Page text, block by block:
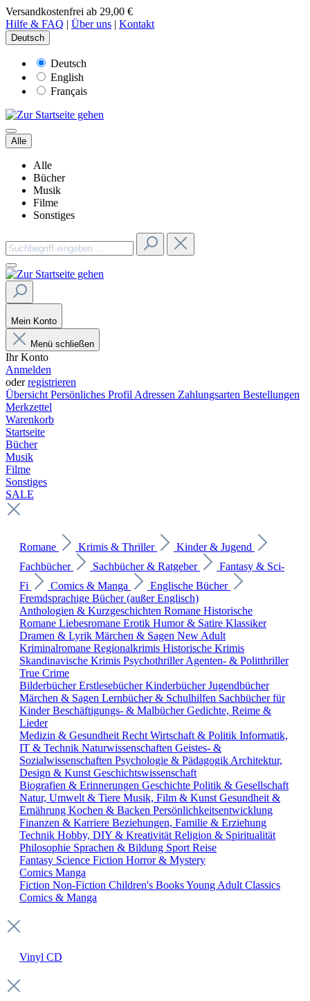
Versandkostenfrei ab 29,00 €
Hilfe & FAQ | Über uns | Kontakt
Deutsch
Deutsch
English
Français
Alle
Alle
Bücher
Musik
Filme
Sonstiges
Mein Konto
Menü schließen
Ihr Konto
Anmelden
oderregistrieren
Übersicht Persönliches Profil Adressen Zahlungsarten Bestellungen
Merkzettel
Warenkorb
Startseite
Bücher
Musik
Filme
Sonstiges
SALE
Romane Krimis & Thriller
Kinder & Jugend
Fachbücher
Sachbücher & Ratgeber
Fantasy & Sci-
Fi
Comics & Manga
Englische Bücher
Fremdsprachige Bücher (außer Englisch)
Anthologien & Kurzgeschichten Romane Historische
Romane Liebesromane Erotik Humor & Satire Klassiker
Dramen & Lyrik Märchen & Sagen New Adult
Kriminalromane Regionalkrimis Historische Krimis
Skandinavische Krimis PsychothrillerAgenten- & Politthriller
True Crime
BilderbücherErstlesebücherKinderbücherJugendbücher
Märchen & Sagen Lernbücher & Schulhilfen Sachbücher für
KinderBeschäftigungs- & MalbücherGedichte, Reime &
Lieder
Medizin & Gesundheit Recht Wirtschaft & Politik Informatik,
IT & Technik Naturwissenschaften Geistes- &
Sozialwissenschaften Psychologie & Pädagogik Architektur,
Design & Kunst Geschichtswissenschaft
Biografien & Erinnerungen Geschichte Politik & Gesellschaft
Natur, Umwelt & Tiere Musik, Film & Kunst Gesundheit &
Ernährung Kochen & Backen Persönlichkeitsentwicklung
Finanzen & Karriere Beziehungen, Familie & Erziehung
Technik Hobby, DIY & Kreativität Religion & Spiritualität
Philosophie Sprachen & Bildung Sport Reise
Fantasy Science Fiction Horror & Mystery
Comics Manga
Fiction Non-Fiction Children's BooksYoung Adult Classics
Comics & Manga
Vinyl CD